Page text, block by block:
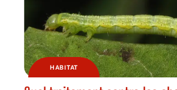
HABITAT